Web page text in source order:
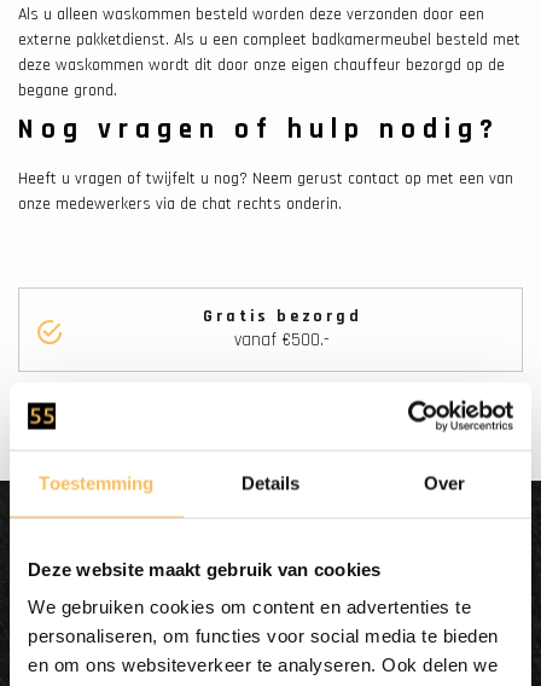
Toestemming Details Over
Deze website maakt gebruik van cookies
We gebruiken cookies om content en advertenties te
personaliseren, om functies voor social media te bieden
en om ons websiteverkeer te analyseren. Ook delen we
Als u alleen waskommen besteld worden deze verzonden door een
externe pakketdienst. Als u een compleet badkamermeubel besteld met
deze waskommen wordt dit door onze eigen chauffeur bezorgd op de
begane grond.
Nog vragen of hulp nodig?
Heeft u vragen of twijfelt u nog? Neem gerust contact op met een van
onze medewerkers via de chat rechts onderin.
Gratis bezorgd
vanaf €500.-
Enjoy